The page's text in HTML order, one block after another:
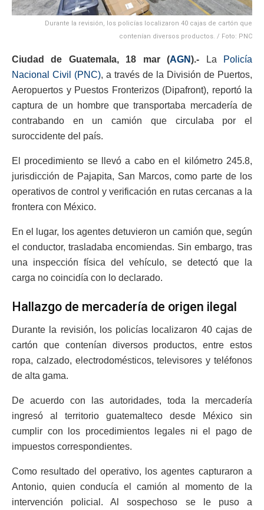
Durante la revisión, los policías localizaron 40 cajas de cartón que
contenían diversos productos. / Foto: PNC
Ciudad de Guatemala, 18 mar (AGN).- La Policía
Nacional Civil (PNC), a través de la División de Puertos,
Aeropuertos y Puestos Fronterizos (Dipafront), reportó la
captura de un hombre que transportaba mercadería de
contrabando en un camión que circulaba por el
suroccidente del país.
El procedimiento se llevó a cabo en el kilómetro 245.8,
jurisdicción de Pajapita, San Marcos, como parte de los
operativos de control y verificación en rutas cercanas a la
frontera con México.
En el lugar, los agentes detuvieron un camión que, según
el conductor, trasladaba encomiendas. Sin embargo, tras
una inspección física del vehículo, se detectó que la
carga no coincidía con lo declarado.
Hallazgo de mercadería de origen ilegal
Durante la revisión, los policías localizaron 40 cajas de
cartón que contenían diversos productos, entre estos
ropa, calzado, electrodomésticos, televisores y teléfonos
de alta gama.
De acuerdo con las autoridades, toda la mercadería
ingresó al territorio guatemalteco desde México sin
cumplir con los procedimientos legales ni el pago de
impuestos correspondientes.
Como resultado del operativo, los agentes capturaron a
Antonio, quien conducía el camión al momento de la
intervención policial. Al sospechoso se le puso a